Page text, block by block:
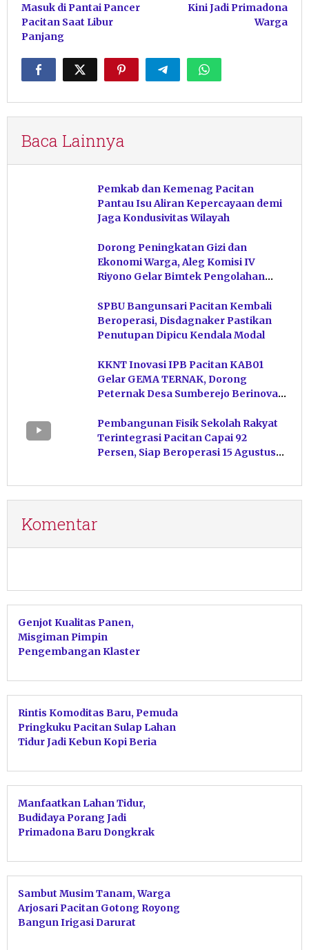
Masuk di Pantai Pancer
Pacitan Saat Libur
Panjang
Kini Jadi Primadona
Warga
Baca Lainnya
Pemkab dan Kemenag Pacitan
Pantau Isu Aliran Kepercayaan demi
Jaga Kondusivitas Wilayah
Dorong Peningkatan Gizi dan
Ekonomi Warga, Aleg Komisi IV
Riyono Gelar Bimtek Pengolahan
SPBU Bangunsari Pacitan Kembali
Beroperasi, Disdagnaker Pastikan
Penutupan Dipicu Kendala Modal
KKNT Inovasi IPB Pacitan KAB01
Gelar GEMA TERNAK, Dorong
Peternak Desa Sumberejo Berinovasi
Pembangunan Fisik Sekolah Rakyat
Terintegrasi Pacitan Capai 92
Persen, Siap Beroperasi 15 Agustus
Komentar
Genjot Kualitas Panen,
Misgiman Pimpin
Pengembangan Klaster
Rintis Komoditas Baru, Pemuda
Pringkuku Pacitan Sulap Lahan
Tidur Jadi Kebun Kopi Beria
Manfaatkan Lahan Tidur,
Budidaya Porang Jadi
Primadona Baru Dongkrak
Sambut Musim Tanam, Warga
Arjosari Pacitan Gotong Royong
Bangun Irigasi Darurat